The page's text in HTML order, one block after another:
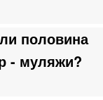
половина
- муляжи?